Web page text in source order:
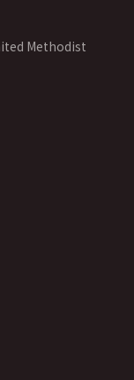
Methodist